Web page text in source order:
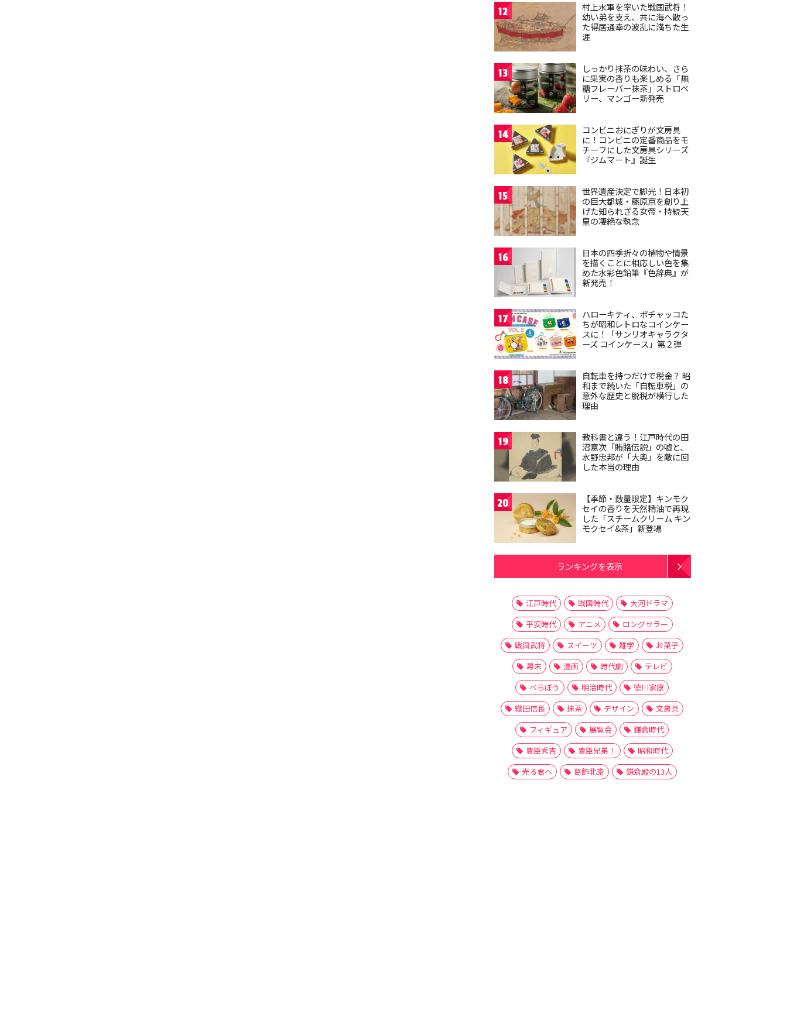
12
村上水軍を率いた戦国武将！
幼い弟を支え、共に海へ散っ
た得居通幸の波乱に満ちた生
涯
13
しっかり抹茶の味わい、さら
に果実の香りも楽しめる「無
糖フレーバー抹茶」ストロベ
リー、マンゴー新発売
14
コンビニおにぎりが文房具
に！コンビニの定番商品をモ
チーフにした文房具シリーズ
『ジムマート』誕生
15
世界遺産決定で脚光！日本初
の巨大都城・藤原京を創り上
げた知られざる女帝・持統天
皇の凄絶な執念
16
日本の四季折々の植物や情景
を描くことに相応しい色を集
めた水彩色鉛筆『色辞典』が
新発売！
17
ハローキティ、ポチャッコた
ちが昭和レトロなコインケー
スに！「サンリオキャラクタ
ーズ コインケース」第２弾
18
自転車を持つだけで税金？ 昭
和まで続いた「自転車税」の
意外な歴史と脱税が横行した
理由
19
教科書と違う！江戸時代の田
沼意次「賄賂伝説」の嘘と、
水野忠邦が「大奥」を敵に回
した本当の理由
20
【季節・数量限定】キンモク
セイの香りを天然精油で再現
した「スチームクリーム キン
モクセイ&茶」新登場
ランキングを表示
江戸時代 戦国時代
大河ドラマ
平安時代
アニメ
ロングセラー
戦国武将
スイーツ 雑学
お菓子
幕末
漫画 時代劇
テレビ
べらぼう
明治時代
徳川家康
織田信長
抹茶 デザイン
文房具
フィギュア
展覧会
鎌倉時代
豊臣秀吉
豊臣兄弟！
昭和時代
光る君へ
葛飾北斎 鎌倉殿の13人